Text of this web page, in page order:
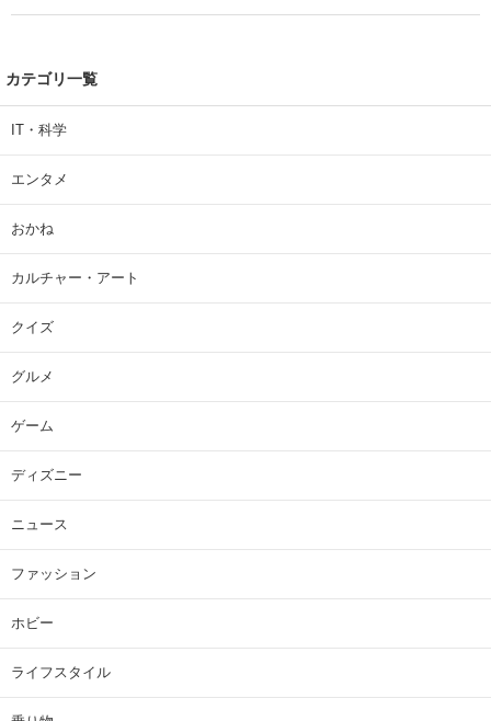
カテゴリ一覧
IT・科学
エンタメ
おかね
カルチャー・アート
クイズ
グルメ
ゲーム
ディズニー
ニュース
ファッション
ホビー
ライフスタイル